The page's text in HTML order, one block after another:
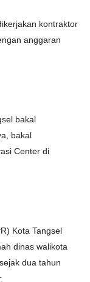
kontraktor
anggaran
bakal
bakal
Center di
Kota Tangsel
dinas walikota
dua tahun